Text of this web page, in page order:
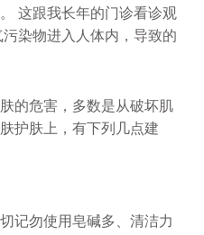
这跟我长年的门诊看诊观
染物进入人体内，导致的
的危害，多数是从破坏肌
护肤上，有下列几点建
记勿使用皂碱多、清洁力